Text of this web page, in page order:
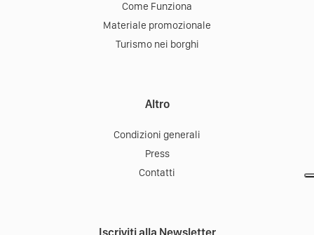
Come Funziona
Materiale promozionale
Turismo nei borghi
Altro
Condizioni generali
Press
Contatti